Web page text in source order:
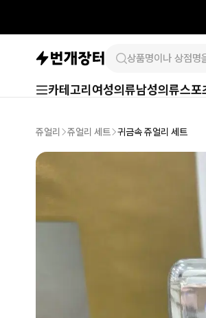
카테고리 여성의류남성의류스포
쥬얼리 쥬얼리 세트 귀금속 쥬얼리 세트